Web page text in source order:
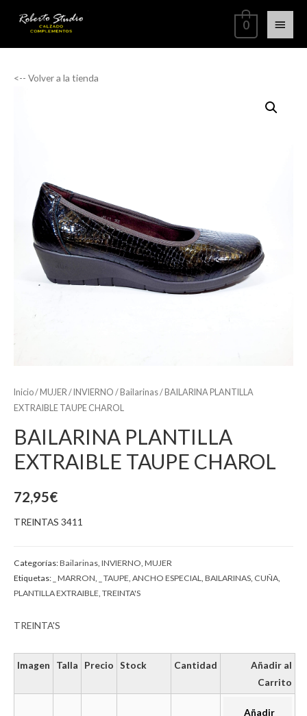
0
<-- Volver a la tienda
Inicio/ MUJER / INVIERNO / Bailarinas/ BAILARINA PLANTILLA
EXTRAIBLE TAUPE CHAROL
BAILARINA PLANTILLA
EXTRAIBLE TAUPE CHAROL
72,95€
TREINTAS 3411
Categorías:Bailarinas INVIERNO MUJER
Etiquetas: _ MARRON _ TAUPE ANCHO ESPECIAL BAILARINAS CUÑA
PLANTILLA EXTRAIBLE TREINTA'S
TREINTA'S
Imagen Talla Precio Stock Cantidad
Añadir al
Carrito
Añadir